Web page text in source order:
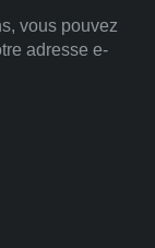
vous pouvez
adresse e-